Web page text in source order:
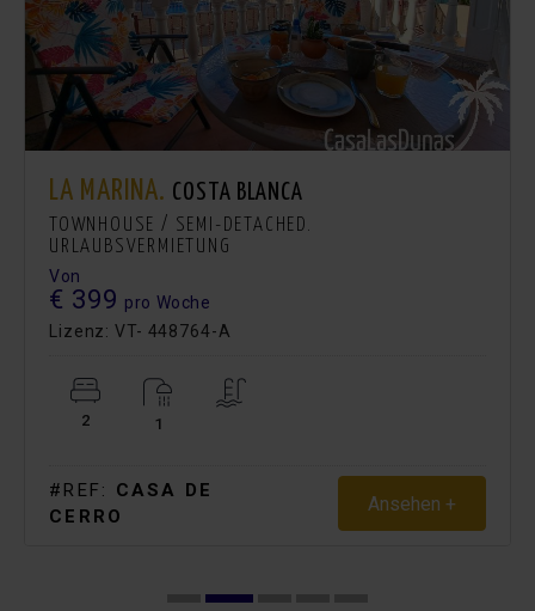
LA MARINA. COSTA BLANCA
TOWNHOUSE / SEMI-DETACHED.
URLAUBSVERMIETUNG
Von
€ 399 pro Woche
Lizenz: VT- 448764-A
2 1
#REF: CASA DE
CERRO
Ansehen +